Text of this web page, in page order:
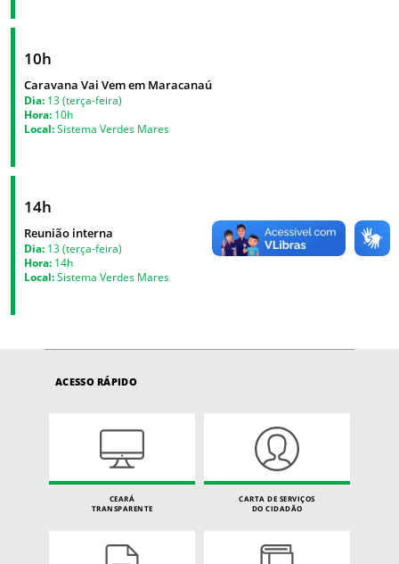
10h
Caravana Vai Vem em Maracanaú
Dia: 13 (terça-feira)
Hora: 10h
Local:Sistema Verdes Mares
14h
Reunião interna
Dia: 13 (terça-feira)
Hora: 14h
Local:Sistema Verdes Mares
ACESSO RÁPIDO
CEARÁ
TRANSPARENTE
CARTA DE SERVIÇOS
DO CIDADÃO